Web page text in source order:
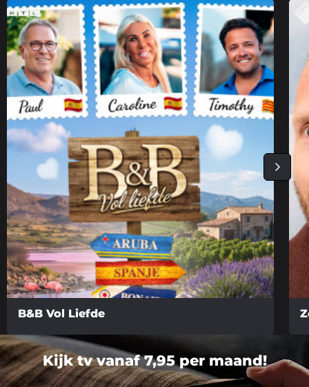
B&B Vol Liefde
Lees
meer
over
Kijk tv vanaf 7,95 per maand!